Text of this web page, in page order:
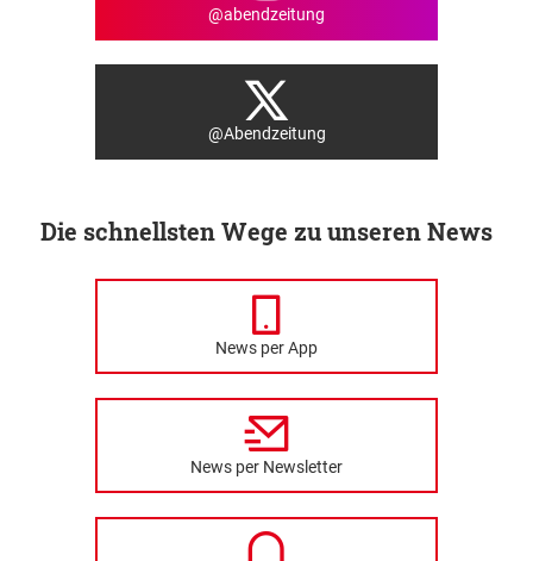
@abendzeitung
@Abendzeitung
Die schnellsten Wege zu unseren News
News per App
News per Newsletter